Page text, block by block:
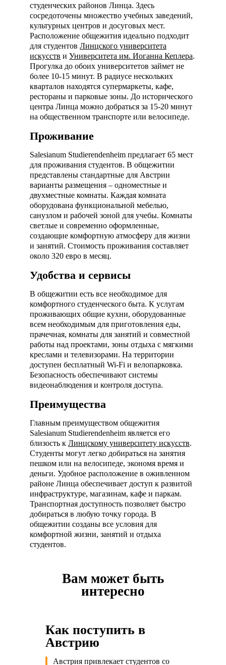
студенческих районов Линца. Здесь
сосредоточены множество учебных заведений,
культурных центров и досуговых мест.
Расположение общежития идеально подходит
для студентов Линцского университета
искусств и Университета им. Иоганна Кеплера.
Прогулка до обоих университетов займет не
более 10-15 минут. В радиусе нескольких
кварталов находятся супермаркеты, кафе,
рестораны и парковые зоны. До исторического
центра Линца можно добраться за 15-20 минут
на общественном транспорте или велосипеде.
Проживание
Salesianum Studierendenheim предлагает 65 мест
для проживания студентов. В общежитии
представлены стандартные для Австрии
варианты размещения – одноместные и
двухместные комнаты. Каждая комната
оборудована функциональной мебелью,
санузлом и рабочей зоной для учебы. Комнаты
светлые и современно оформленные,
создающие комфортную атмосферу для жизни
и занятий. Стоимость проживания составляет
около 320 евро в месяц.
Удобства и сервисы
В общежитии есть все необходимое для
комфортного студенческого быта. К услугам
проживающих общие кухни, оборудованные
всем необходимым для приготовления еды,
прачечная, комнаты для занятий и совместной
работы над проектами, зоны отдыха с мягкими
креслами и телевизорами. На территории
доступен бесплатный Wi-Fi и велопарковка.
Безопасность обеспечивают системы
видеонаблюдения и контроля доступа.
Преимущества
Главным преимуществом общежития
Salesianum Studierendenheim является его
близость к Линцскому университету искусств.
Студенты могут легко добираться на занятия
пешком или на велосипеде, экономя время и
деньги. Удобное расположение в оживленном
районе Линца обеспечивает доступ к развитой
инфраструктуре, магазинам, кафе и паркам.
Транспортная доступность позволяет быстро
добираться в любую точку города. В
общежитии созданы все условия для
комфортной жизни, занятий и отдыха
студентов.
Вам может быть
интересно
Как поступить в
Австрию
Австрия привлекает студентов со